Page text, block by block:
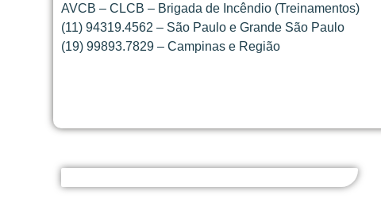
AVCB – CLCB – Brigada de Incêndio (Treinamentos)
(11) 94319.4562 – São Paulo e Grande São Paulo
(19) 99893.7829 – Campinas e Região